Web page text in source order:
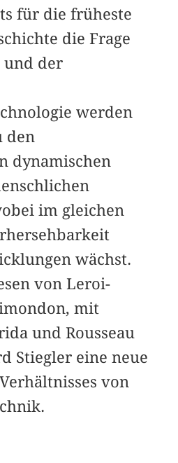
für die früheste
die Frage
der
werden
den
dynamischen
im gleichen
wächst.
von Leroi-
mit
und Rousseau
Stiegler eine neue
von